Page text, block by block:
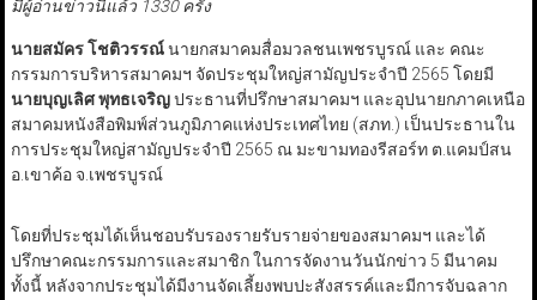
มีผู้อ่านข่าวนี้แล้ว 1330 ครั้ง
นายสมัคร โชติวรรณ์นายกสมาคมสื่อมวลชนเพชรบูรณ์ และ คณะ
กรรมการบริหารสมาคมฯ จัดประชุมใหญ่สามัญประจำปี 2565 โดยมี
นายบุญเลิศ พุทธเจริญประธานที่ปรึกษาสมาคมฯ และอุปนายกภาคเหนือ
สมาคมหนังสือพิมพ์ส่วนภูมิภาคแห่งประเทศไทย (สภท.) เป็นประธานใน
การประชุมใหญ่สามัญประจำปี 2565 ณ มะขามทองรีสอร์ท ต.แคมป์สน
อ.เขาค้อ จ.เพชรบูรณ์
โดยที่ประชุมได้เห็นชอบรับรองรายรับรายจ่ายของสมาคมฯ และได้
ปรึกษาคณะกรรมการและสมาชิก ในการจัดงานวันนักข่าว 5 มีนาคม
ทั้งนี้ หลังจากประชุมได้มีงานจัดเลี้ยงพบปะสังสรรค์และมีการจับฉลาก